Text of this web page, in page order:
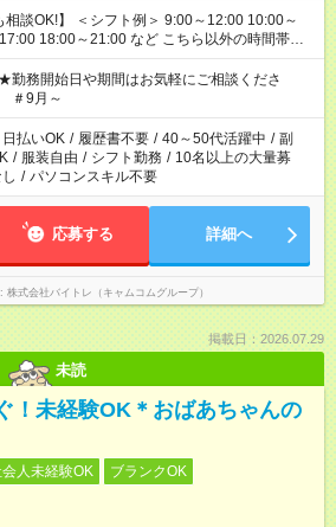
＞ 9:00～12:00 10:00～
～21:00 など こちら以外の時間帯も
ださい！
務開始日や期間はお気軽にご相談くださ
9月～
日払いOK / 履歴書不要 / 40～50代活躍中 / 副
/ 服装自由 / シフト勤務 / 10名以上の大量募
/ パソコンスキル不要
応募する 詳細へ
株式会社バイトレ（キャムコムグループ）
掲載日：2026.07.29
未読
！未経験OK＊おばあちゃんの
人未経験OK
ブランクOK